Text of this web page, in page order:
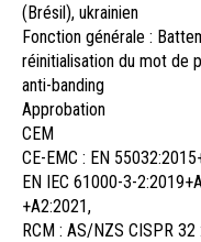
(Brésil), ukrainien
Fonction générale :
réinitialisation du mot de
anti-banding
Approbation
CEM
CE-EMC : EN
EN IEC 61000-3-
+A2:2021,
RCM : AS/NZS CISPR 32